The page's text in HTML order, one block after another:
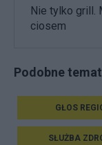
Nie tylko grill.
ciosem
Podobne
GŁOS
SŁUŻBA